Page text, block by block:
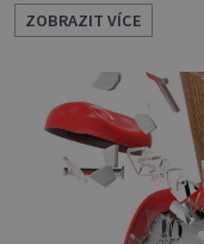
čištění snězte jablko Jedna z
pověr už z časů
rozhodně
opravdu zuby
které bakterie v
ZOBRAZIT VÍCE